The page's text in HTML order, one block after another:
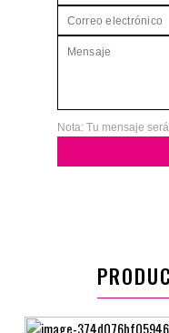
Nota: Tu mensaje